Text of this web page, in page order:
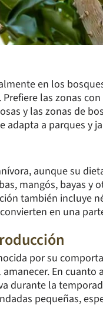
en los
las zonas
y las zonas de
adapta a parques y
aunque su
mangós, bayas
también incluye
en una
por su
En
durante la
pequeñas,